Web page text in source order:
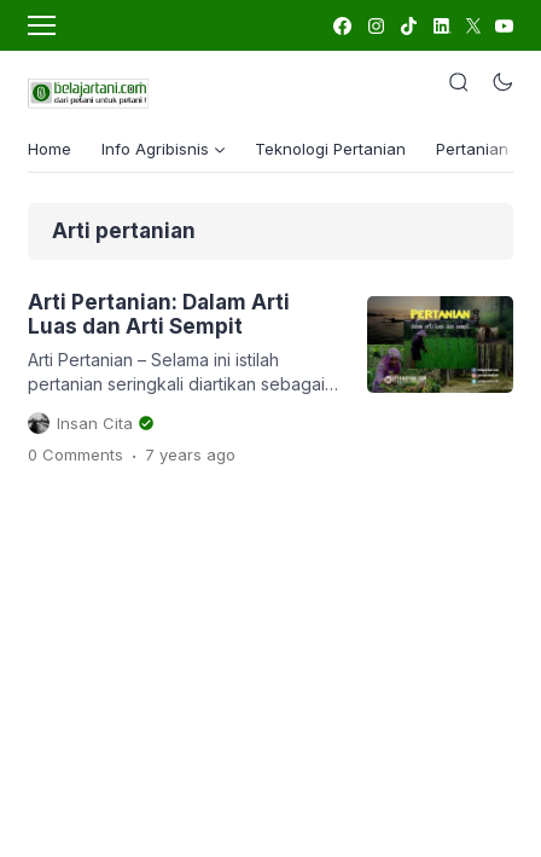
Home Info Agribisnis Teknologi Pertanian Pertanian
Arti pertanian
Arti Pertanian: Dalam Arti
Luas dan Arti Sempit
Arti Pertanian – Selama ini istilah
pertanian seringkali diartikan sebagai
proses atau usaha untuk memenuhi
kebutuhan pangan manusia melalui
kegiatan budidaya/menanam tanaman,
Insan Cita
0 Comments . 7 years ago